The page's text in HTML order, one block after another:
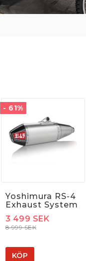
- 61%
Yoshimura RS-4
Exhaust System
8 999 SEK
3 499 SEK
KÖP